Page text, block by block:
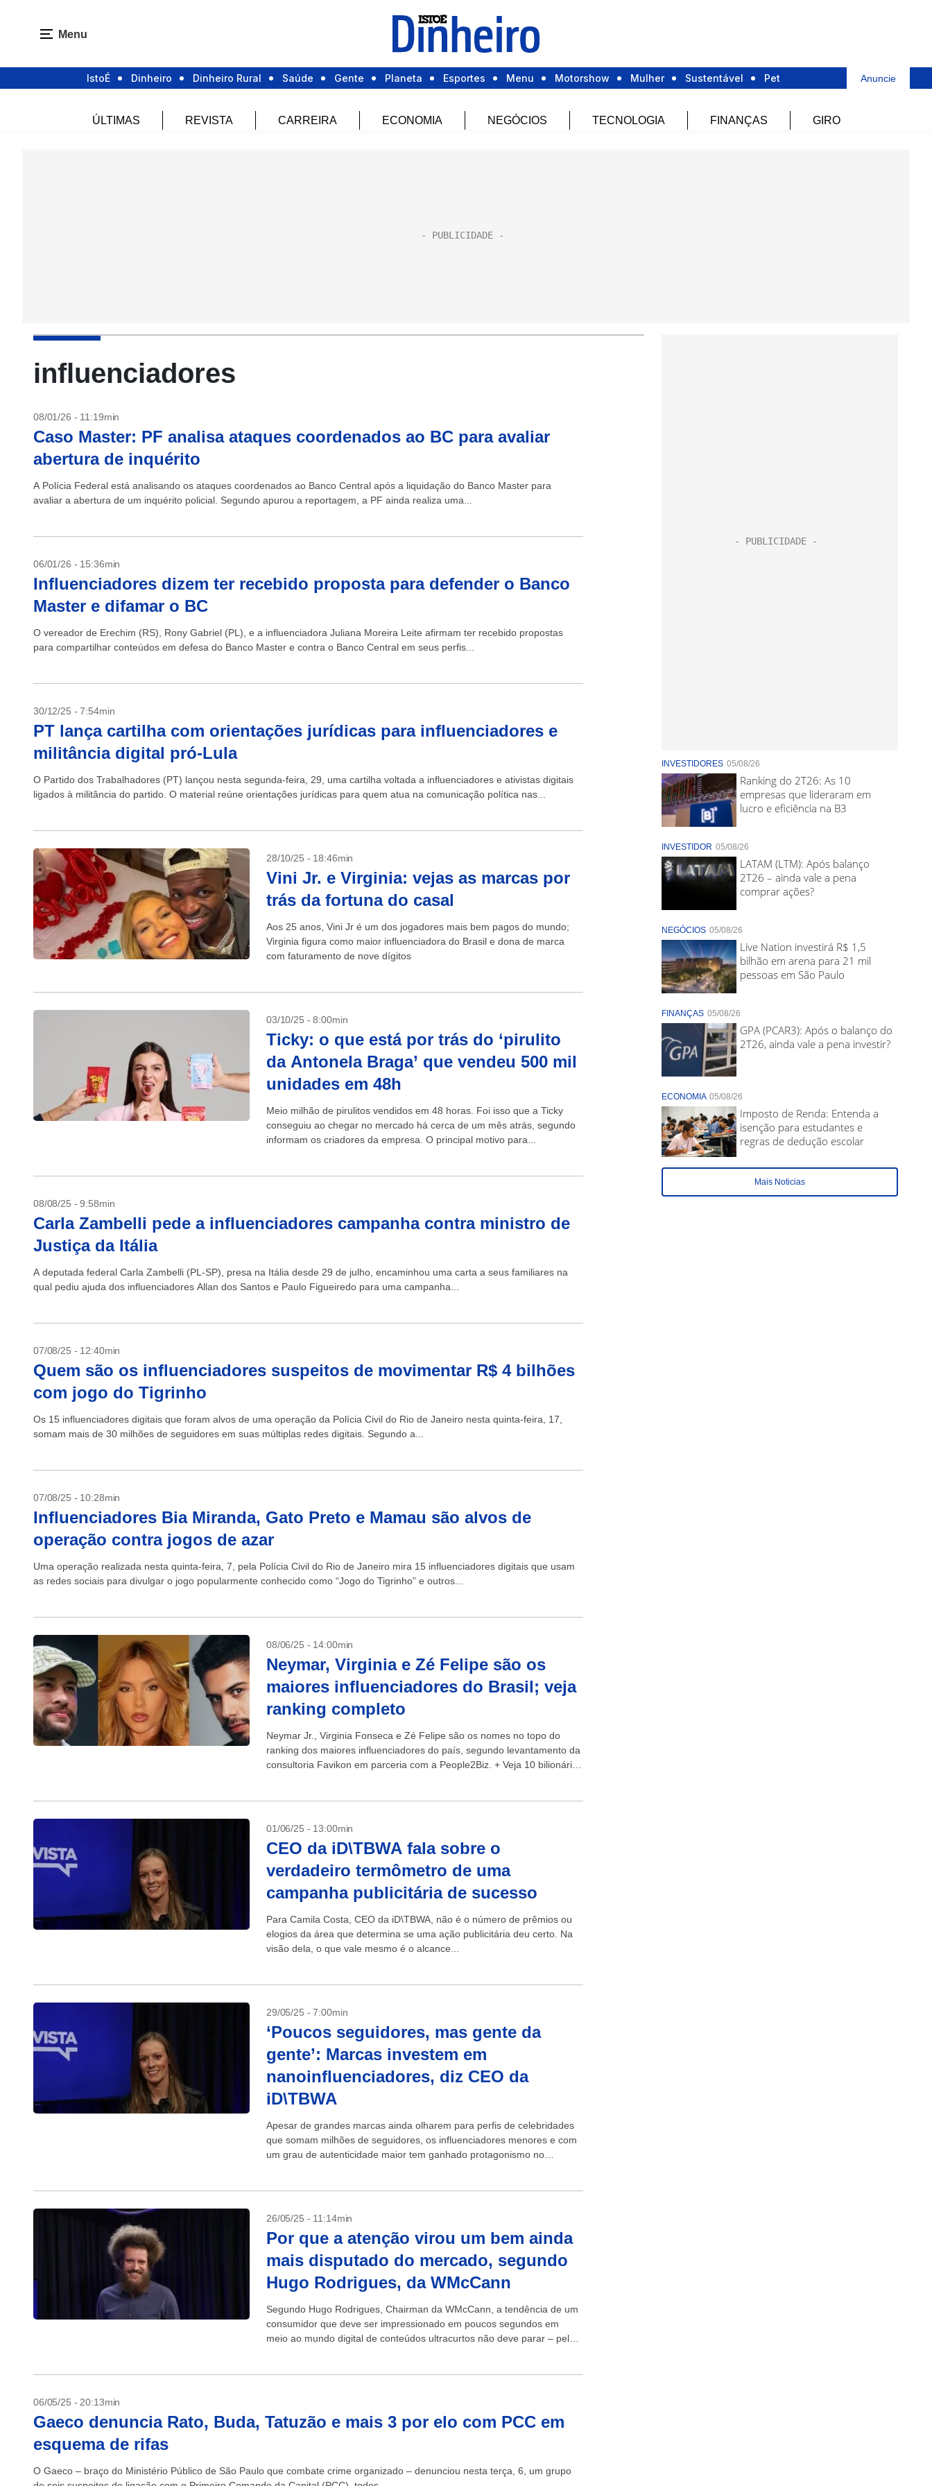
Menu
IstoÉ Dinheiro Dinheiro Rural Saúde Gente Planeta Esportes Menu Motorshow Mulher Sustentável Pet Anuncie
ÚLTIMAS REVISTA CARREIRA ECONOMIA NEGÓCIOS TECNOLOGIA FINANÇAS GIRO
influenciadores
08/01/26 - 11:19min
Caso Master: PF analisa ataques coordenados ao BC para avaliar
abertura de inquérito
A Polícia Federal está analisando os ataques coordenados ao Banco Central após a liquidação do Banco Master para
avaliar a abertura de um inquérito policial. Segundo apurou a reportagem, a PF ainda realiza uma...
06/01/26 - 15:36min
Influenciadores dizem ter recebido proposta para defender o Banco
Master e difamar o BC
O vereador de Erechim (RS), Rony Gabriel (PL), e a influenciadora Juliana Moreira Leite afirmam ter recebido propostas
para compartilhar conteúdos em defesa do Banco Master e contra o Banco Central em seus perfis...
30/12/25 - 7:54min
PT lança cartilha com orientações jurídicas para influenciadores e
militância digital pró-Lula
O Partido dos Trabalhadores (PT) lançou nesta segunda-feira, 29, uma cartilha voltada a influenciadores e ativistas digitais
ligados à militância do partido. O material reúne orientações jurídicas para quem atua na comunicação política nas...
28/10/25 - 18:46min
Vini Jr. e Virginia: vejas as marcas por
trás da fortuna do casal
Aos 25 anos, Vini Jr é um dos jogadores mais bem pagos do mundo;
Virginia figura como maior influenciadora do Brasil e dona de marca
com faturamento de nove dígitos
03/10/25 - 8:00min
Ticky: o que está por trás do ‘pirulito
da Antonela Braga’ que vendeu 500 mil
unidades em 48h
Meio milhão de pirulitos vendidos em 48 horas. Foi isso que a Ticky
conseguiu ao chegar no mercado há cerca de um mês atrás, segundo
informam os criadores da empresa. O principal motivo para...
08/08/25 - 9:58min
Carla Zambelli pede a influenciadores campanha contra ministro de
Justiça da Itália
A deputada federal Carla Zambelli (PL-SP), presa na Itália desde 29 de julho, encaminhou uma carta a seus familiares na
qual pediu ajuda dos influenciadores Allan dos Santos e Paulo Figueiredo para uma campanha...
07/08/25 - 12:40min
Quem são os influenciadores suspeitos de movimentar R$ 4 bilhões
com jogo do Tigrinho
Os 15 influenciadores digitais que foram alvos de uma operação da Polícia Civil do Rio de Janeiro nesta quinta-feira, 17,
somam mais de 30 milhões de seguidores em suas múltiplas redes digitais. Segundo a...
07/08/25 - 10:28min
Influenciadores Bia Miranda, Gato Preto e Mamau são alvos de
operação contra jogos de azar
Uma operação realizada nesta quinta-feira, 7, pela Polícia Civil do Rio de Janeiro mira 15 influenciadores digitais que usam
as redes sociais para divulgar o jogo popularmente conhecido como “Jogo do Tigrinho” e outros...
08/06/25 - 14:00min
Neymar, Virginia e Zé Felipe são os
maiores influenciadores do Brasil; veja
ranking completo
Neymar Jr., Virginia Fonseca e Zé Felipe são os nomes no topo do
ranking dos maiores influenciadores do país, segundo levantamento da
consultoria Favikon em parceria com a People2Biz. + Veja 10 bilionários
01/06/25 - 13:00min
CEO da iD\TBWA fala sobre o
verdadeiro termômetro de uma
campanha publicitária de sucesso
Para Camila Costa, CEO da iD\TBWA, não é o número de prêmios ou
elogios da área que determina se uma ação publicitária deu certo. Na
visão dela, o que vale mesmo é o alcance...
29/05/25 - 7:00min
‘Poucos seguidores, mas gente da
gente’: Marcas investem em
nanoinfluenciadores, diz CEO da
iD\TBWA
Apesar de grandes marcas ainda olharem para perfis de celebridades
que somam milhões de seguidores, os influenciadores menores e com
um grau de autenticidade maior tem ganhado protagonismo no
26/05/25 - 11:14min
Por que a atenção virou um bem ainda
mais disputado do mercado, segundo
Hugo Rodrigues, da WMcCann
Segundo Hugo Rodrigues, Chairman da WMcCann, a tendência de um
consumidor que deve ser impressionado em poucos segundos em
meio ao mundo digital de conteúdos ultracurtos não deve parar – pelo
06/05/25 - 20:13min
Gaeco denuncia Rato, Buda, Tatuzão e mais 3 por elo com PCC em
esquema de rifas
O Gaeco – braço do Ministério Público de São Paulo que combate crime organizado – denunciou nesta terça, 6, um grupo
INVESTIDORES 05/08/26
Ranking do 2T26: As 10
empresas que lideraram em
lucro e eficiência na B3
INVESTIDOR 05/08/26
LATAM (LTM): Após balanço
2T26 – ainda vale a pena
comprar ações?
NEGÓCIOS 05/08/26
Live Nation investirá R$ 1,5
bilhão em arena para 21 mil
pessoas em São Paulo
FINANÇAS 05/08/26
GPA (PCAR3): Após o balanço do
2T26, ainda vale a pena investir?
ECONOMIA 05/08/26
Imposto de Renda: Entenda a
isenção para estudantes e
regras de dedução escolar
Mais Noticias